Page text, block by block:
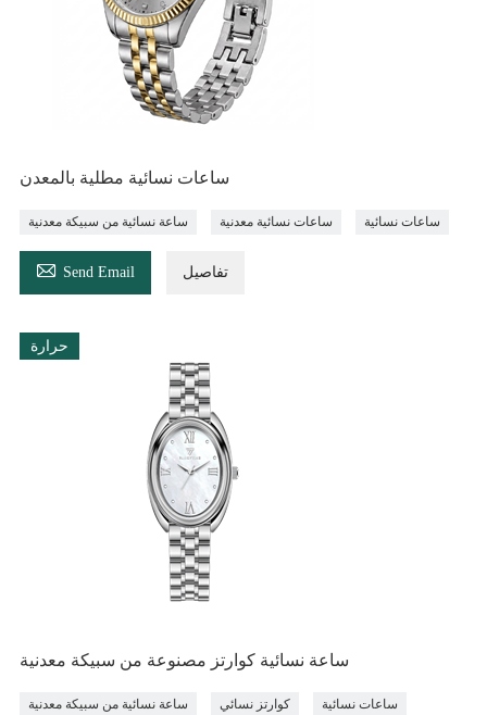
ساعات نسائية مطلية بالمعدن
ساعة نسائية من سبيكة معدنية ساعات نسائية معدنية ساعات نسائية
 Send Email تفاصيل
حرارة
ساعة نسائية كوارتز مصنوعة من سبيكة معدنية
ساعة نسائية من سبيكة معدنية كوارتز نسائي ساعات نسائية